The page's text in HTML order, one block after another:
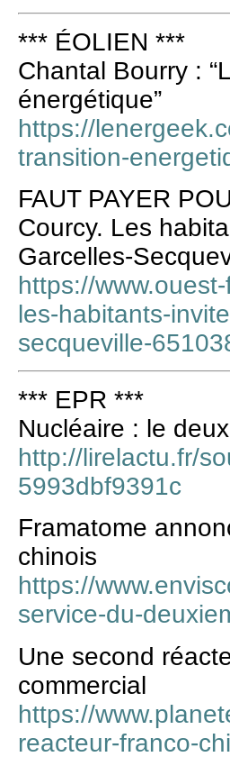
*** ÉOLIEN ***
Chantal Bourry :
énergétique”
https://
transition-
FAUT PAYER
Courcy. Les
Garcelles-
https://
les-habitants-
secqueville-
*** EPR ***
Nucléaire : le
http://lirelactu.fr/
5993dbf9391c
Framatome
chinois
https://
service-du-
Une second
commercial
https://
reacteur-franco-